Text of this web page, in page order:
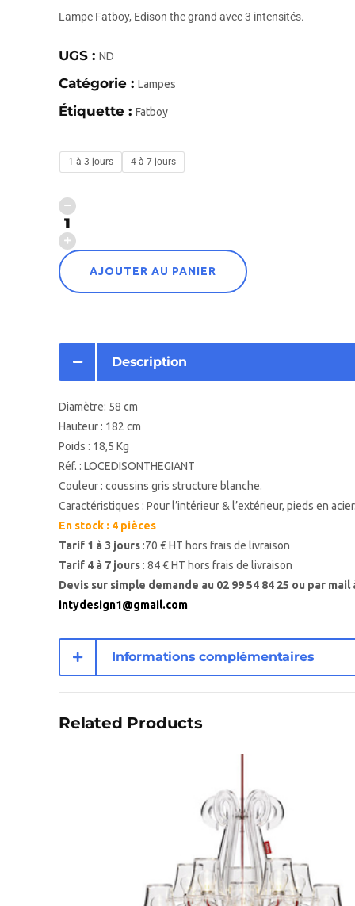
Lampe Fatboy, Edison the grand avec 3 intensités.
UGS : ND
Catégorie : Lampes
Étiquette : Fatboy
1 à 3 jours 4 à 7 jours
AJOUTER AU PANIER
Description
Diamètre: 58 cm
Hauteur : 182 cm
Poids : 18,5 Kg
Réf. : LOCEDISONTHEGIANT
Couleur : coussins gris structure blanche.
Caractéristiques : Pour l’intérieur & l’extérieur, pieds en
En stock : 4 pièces
Tarif 1 à 3 jours :70 € HT hors frais de livraison
Tarif 4 à 7 jours : 84 € HT hors frais de livraison
Devis sur simple demande au 02 99 54 84 25 ou par mail
intydesign1@gmail.com
Informations complémentaires
Related Products